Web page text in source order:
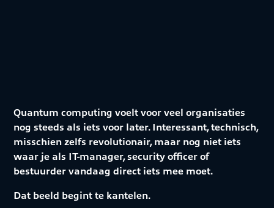
Quantum computing voelt voor veel organisaties
nog steeds als iets voor later. Interessant, technisch,
misschien zelfs revolutionair, maar nog niet iets
waar je als IT-manager, security officer of
bestuurder vandaag direct iets mee moet.
Dat beeld begint te kantelen.